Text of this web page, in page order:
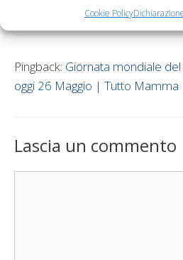
Cookie Policy
Pingback: Giornata mondiale
oggi 26 Maggio | Tutto Mamma
Lascia un commento